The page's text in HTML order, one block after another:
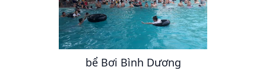
bể Bơi Bình Dương